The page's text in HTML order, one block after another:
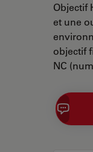
Objectif
et une
objectif
NC